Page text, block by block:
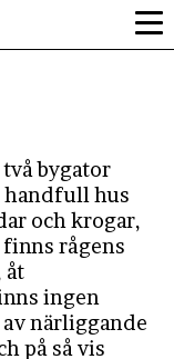
bygator
handfull hus
och krogar,
finns rågens
åt
ingen
närliggande
på så vis